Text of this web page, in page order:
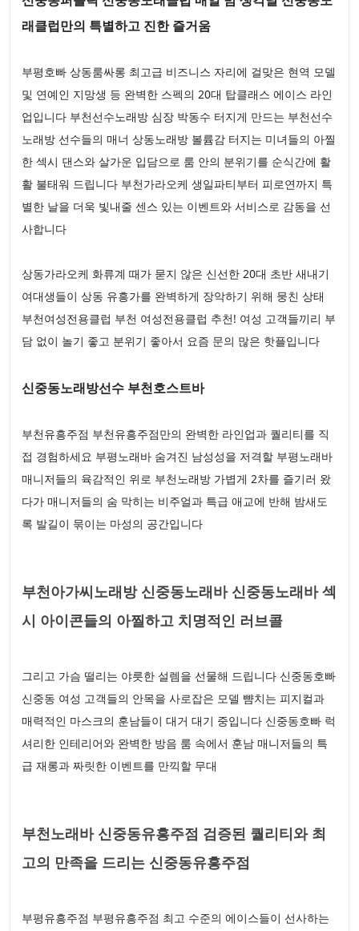
래클럽만의 특별하고 진한 즐거움
부평호빠 상동룸싸롱 최고급 비즈니스 자리에 걸맞은 현역 모델
및 연예인 지망생 등 완벽한 스펙의 20대 탑클래스 에이스 라인
업입니다 부천선수노래방 심장 박동수 터지게 만드는 부천선수
노래방 선수들의 매너 상동노래방 볼륨감 터지는 미녀들의 아찔
한 섹시 댄스와 살가운 입담으로 룸 안의 분위기를 순식간에 활
활 불태워 드립니다 부천가라오케 생일파티부터 피로연까지 특
별한 날을 더욱 빛내줄 센스 있는 이벤트와 서비스로 감동을 선
사합니다
상동가라오케 화류계 때가 묻지 않은 신선한 20대 초반 새내기
여대생들이 상동 유흥가를 완벽하게 장악하기 위해 뭉친 상태
부천여성전용클럽 부천 여성전용클럽 추천! 여성 고객들끼리 부
담 없이 놀기 좋고 분위기 좋아서 요즘 문의 많은 핫플입니다
신중동노래방선수 부천호스트바
부천유흥주점 부천유흥주점만의 완벽한 라인업과 퀄리티를 직
접 경험하세요 부평노래바 숨겨진 남성성을 저격할 부평노래바
매니저들의 육감적인 위로 부천노래방 가볍게 2차를 즐기러 왔
다가 매니저들의 숨 막히는 비주얼과 특급 애교에 반해 밤새도
록 발길이 묶이는 마성의 공간입니다
부천아가씨노래방 신중동노래바 신중동노래바 섹
시 아이콘들의 아찔하고 치명적인 러브콜
그리고 가슴 떨리는 야릇한 설렘을 선물해 드립니다 신중동호빠
신중동 여성 고객들의 안목을 사로잡은 모델 뺨치는 피지컬과
매력적인 마스크의 훈남들이 대거 대기 중입니다 신중동호빠 럭
셔리한 인테리어와 완벽한 방음 룸 속에서 훈남 매니저들의 특
급 재롱과 짜릿한 이벤트를 만끽할 무대
부천노래바 신중동유흥주점 검증된 퀄리티와 최
고의 만족을 드리는 신중동유흥주점
부평유흥주점 부평유흥주점 최고 수준의 에이스들이 선사하는